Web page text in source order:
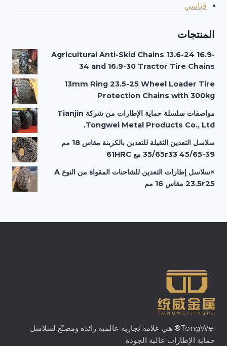
قياسي
المنتجات
Agricultural Anti-Skid Chains 13.6-24 16.9-
34 and 16.9-30 Tractor Tire Chains
13mm Ring 23.5-25 Wheel Loader Tire
Protection Chains with 300kg
مواصفات سلسلة حماية الإطارات من شركة Tianjin
Tongwei Metal Products Co., Ltd.
سلاسل التعدين الثقيلة للتعدين بالكربنة مقاس 18 مم
35/65r33 45/65-39 مع 61HRC
×سلاسل إطارات التعدين للشاحنات المقواة من النوع A
23.5r25 مقاس 16 مم
TongWei® هي علامة تجارية عالمية رائدة ومصنّع لسلاسل
حماية الإطارات عالية الجودة.